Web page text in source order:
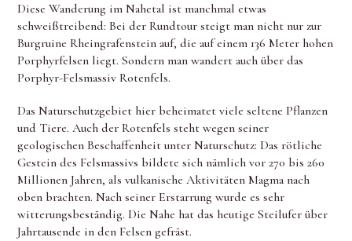
Diese Wanderung im Nahetal ist manchmal etwas
schweißtreibend: Bei der Rundtour steigt man nicht nur zur
Burgruine Rheingrafenstein auf, die auf einem 136 Meter hohen
Porphyrfelsen liegt. Sondern man wandert auch über das
Porphyr-Felsmassiv Rotenfels.
Das Naturschutzgebiet hier beheimatet viele seltene Pflanzen
und Tiere. Auch der Rotenfels steht wegen seiner
geologischen Beschaffenheit unter Naturschutz: Das rötliche
Gestein des Felsmassivs bildete sich nämlich vor 270 bis 260
Millionen Jahren, als vulkanische Aktivitäten Magma nach
oben brachten. Nach seiner Erstarrung wurde es sehr
witterungsbeständig. Die Nahe hat das heutige Steilufer über
Jahrtausende in den Felsen gefräst.